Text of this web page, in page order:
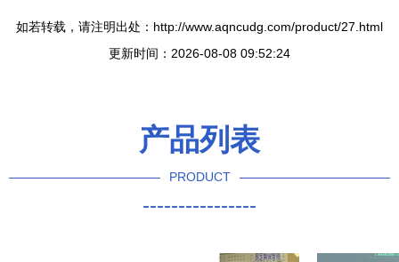
如若转载，请注明出处：http://www.aqncudg.com/product/27.html
更新时间：2026-08-08 09:52:24
产品列表
PRODUCT
----------------